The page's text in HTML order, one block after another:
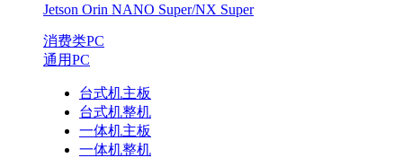
Jetson Orin NANO Super/NX Super
消费类PC
通用PC
台式机主板
台式机整机
一体机主板
一体机整机